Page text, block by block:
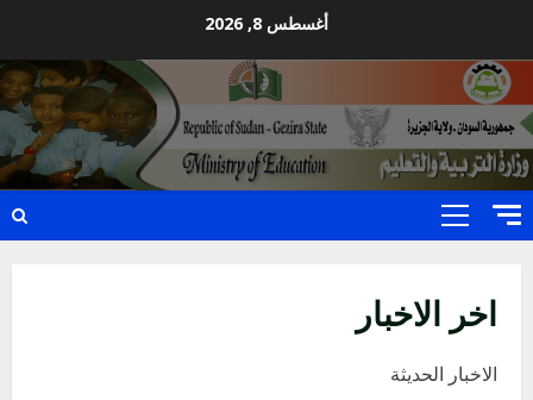
content
أغسطس 8, 2026
Primary
اخر الاخبار
الاخبار الحديثة